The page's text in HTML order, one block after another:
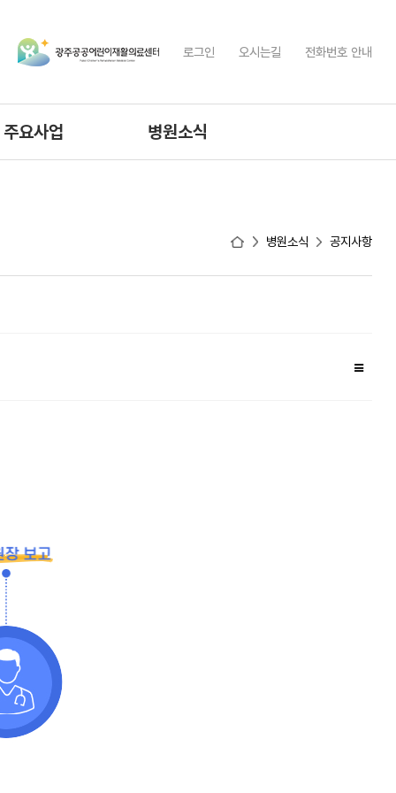
로그인 오시는길 전화번호 안내
주요사업 병원소식
채용공고
병원소식 공지사항